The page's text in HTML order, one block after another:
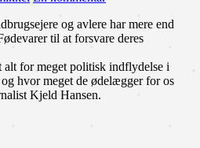
og avlere har mere end
til at forsvare deres
alt for meget politisk indflydelse i
hvor meget de ødelægger for os
Kjeld Hansen.